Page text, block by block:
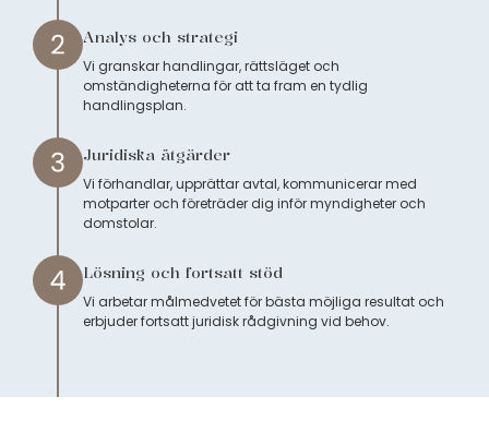
Analys och strategi
Vi granskar handlingar, rättsläget och
omständigheterna för att ta fram en tydlig
handlingsplan.
Juridiska åtgärder
Vi förhandlar, upprättar avtal, kommunicerar med
motparter och företräder dig inför myndigheter och
domstolar.
Lösning och fortsatt stöd
Vi arbetar målmedvetet för bästa möjliga resultat och
erbjuder fortsatt juridisk rådgivning vid behov.